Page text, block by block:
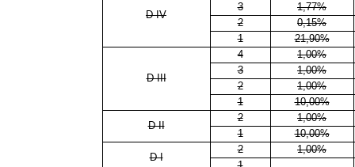
D IV
3
1,77%
2
0,15%
1
21,90%
D III
4
1,00%
3
1,00%
2
1,00%
1
10,00%
D II
2
1,00%
1
10,00%
D I
2
1,00%